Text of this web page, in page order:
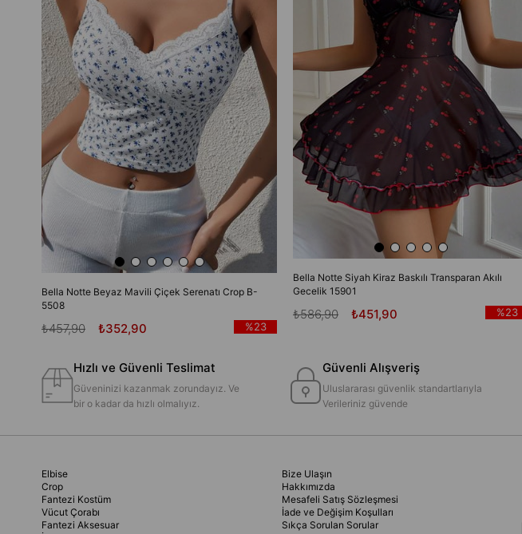
Bella Notte Beyaz Mavili Çiçek Serenatı Crop B-
5508
₺352,90
₺457,90 %23
Bella Notte Siyah Kiraz Baskılı Transparan Akılı
Gecelik 15901
₺451,90
₺586,90 %23
Hızlı ve Güvenli Teslimat
Güveninizi kazanmak zorundayız. Ve
bir o kadar da hızlı olmalıyız.
Güvenli Alışveriş
Uluslararası güvenlik standartlarıyla
Verileriniz güvende
Elbise
Crop
Fantezi Kostüm
Vücut Çorabı
Fantezi Aksesuar
Bize Ulaşın
Hakkımızda
Mesafeli Satış Sözleşmesi
İade ve Değişim Koşulları
Sıkça Sorulan Sorular